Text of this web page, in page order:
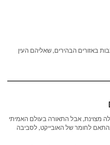
באזורים הבהירים, שאליהם העין
מצוינת, אבל התאורה בעולם האמיתי
בהתאם לחומר של האובייקט, לסביבה